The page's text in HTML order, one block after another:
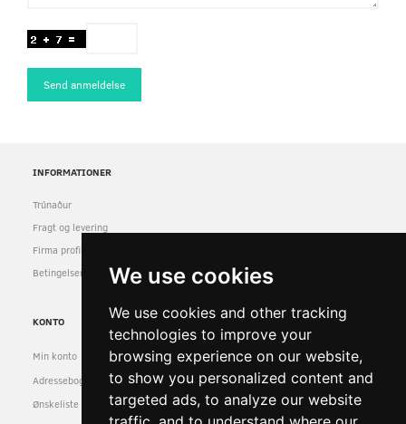
We use cookies
We use cookies and other tracking
technologies to improve your
browsing experience on our website,
to show you personalized content and
targeted ads, to analyze our website
Send anmeldelse
INFORMATIONER
Trúnaður
Fragt og levering
Firma profil
Betingelser & Vilkår
KONTO
Min konto
Adressebog
Ønskeliste